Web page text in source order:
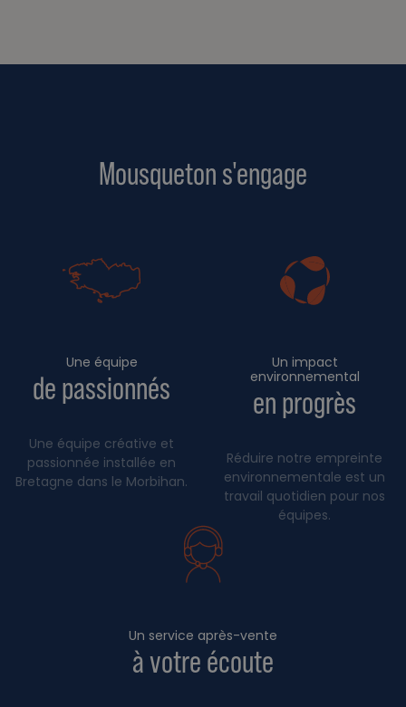
Mousqueton s'engage
Une équipe
de passionnés
Une équipe créative et
passionnée installée en
Bretagne dans le Morbihan.
Un impact
environnemental
en progrès
Réduire notre empreinte
environnementale est un
travail quotidien pour nos
équipes.
Un service après-vente
à votre écoute